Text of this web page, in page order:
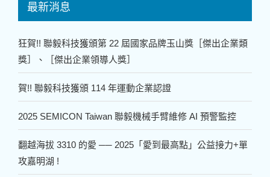
最新消息
狂賀!! 聯毅科技獲頒第 22 屆國家品牌玉山獎［傑出企業類
獎］、［傑出企業領導人獎］
賀!! 聯毅科技獲頒 114 年運動企業認證
2025 SEMICON Taiwan 聯毅機械手臂維修 AI 預警監控
翻越海拔 3310 的愛 ── 2025「愛到最高點」公益接力+單
攻嘉明湖 !